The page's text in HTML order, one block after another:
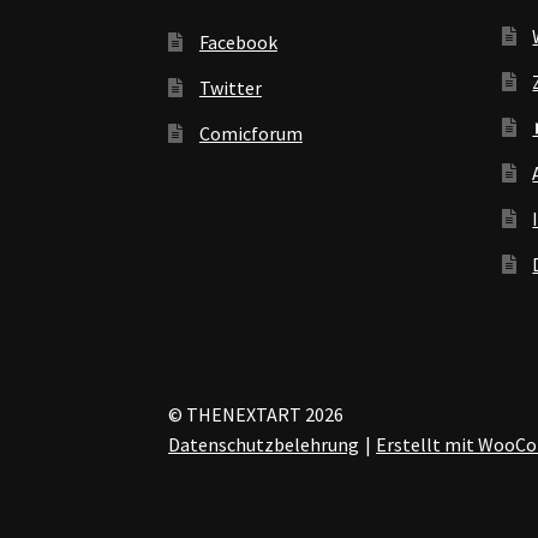
Facebook
Twitter
Comicforum
© THENEXTART 2026
Datenschutzbelehrung
Erstellt mit